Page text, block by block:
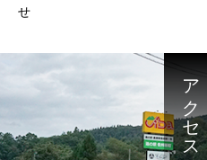
せ
アクセス